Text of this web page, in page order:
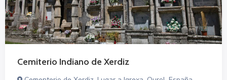
Cemiterio Indiano de Xerdiz